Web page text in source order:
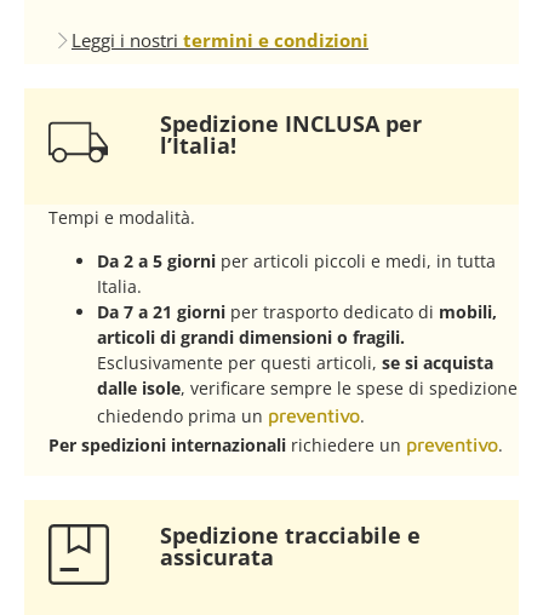
Leggi i nostri termini e condizioni
Spedizione INCLUSA per
l’Italia!
Tempi e modalità.
Da 2 a 5 giorni per articoli piccoli e medi, in tutta
Italia.
Da 7 a 21 giorni per trasporto dedicato di mobili,
articoli di grandi dimensioni o fragili.
Esclusivamente per questi articoli, se si acquista
dalle isole, verificare sempre le spese di spedizione
chiedendo prima un preventivo.
Per spedizioni internazionali richiedere un preventivo.
Spedizione tracciabile e
assicurata​